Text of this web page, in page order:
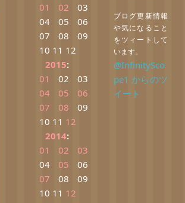
01
02
03
04
05
06
07
08
09
10 11 12
2015:
01
02
03
04
05
06
07
08
09
10 11 12
2014:
01
02
03
04
05
06
07
08
09
10 11 12
ブログ更新情報
や気になること
をツィートして
います。
@InfinitySco
pe1 からのツ
イート